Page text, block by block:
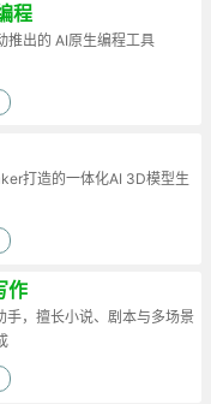
程
推出的 AI原生编程工具
打造的一体化AI 3D模型生
作
手，擅长小说、剧本与多场景